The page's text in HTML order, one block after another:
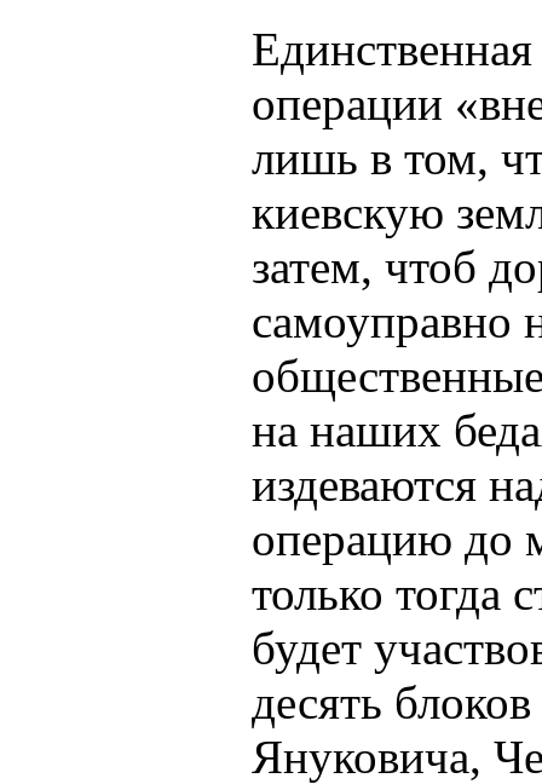
операции
лишь в том,
киевскую
затем, чтоб
самоуправно
на наших
издеваются
операцию до
только тогда
будет
десять
Януковича,